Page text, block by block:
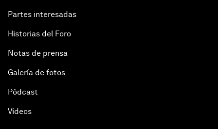
Partes interesadas
Historias del Foro
Notas de prensa
Galería de fotos
Pódcast
Vídeos